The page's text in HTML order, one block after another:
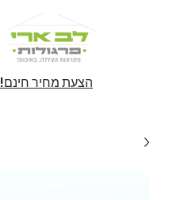
הצעת מחיר חינם!